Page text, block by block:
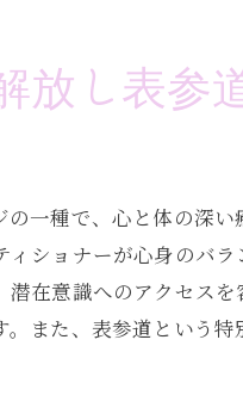
らす潜在意識へのアプロ
が表参道で心と体の調和
を整えるチネイザン
ンを試す理由
心身を整える
し表参
一種で、心と体の深
ショナーが心身のバ
在意識へのアクセス
また、表参道という